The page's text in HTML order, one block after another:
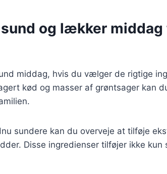
og lækker
middag, hvis du vælger de rigtige
kød og masser af grøntsager kan
sundere kan du overveje at tilføje
Disse ingredienser tilføjer ikke kun